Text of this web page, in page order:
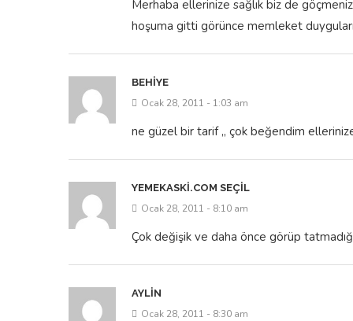
hoşuma gitti görünce memleket
Ocak 28, 2011 - 1:03 am
Ocak 28, 2011 - 8:10 am
Ocak 28, 2011 - 8:30 am